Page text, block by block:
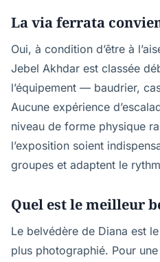
La via ferrata
Oui, à condition d’être à
Jebel Akhdar est classée
l’équipement — baudrier,
Aucune expérience
niveau de forme physique
l’exposition soient
groupes et adaptent le
Quel est le meilleur
Le belvédère de Diana est
plus photographié. Pour